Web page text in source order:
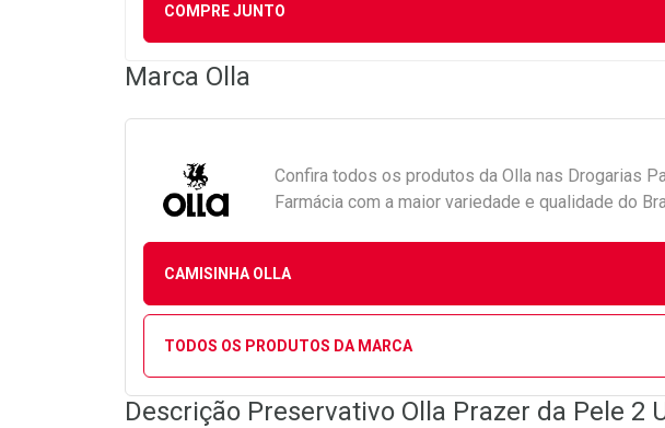
COMPRE JUNTO
Marca Olla
Confira todos os produtos da Olla nas Drogarias
Farmácia com a maior variedade e qualidade do
CAMISINHA OLLA
TODOS OS PRODUTOS DA MARCA
Descrição Preservativo Olla Prazer da Pele 2